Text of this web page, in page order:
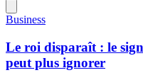
Business
Le roi disparaît : le
peut plus ignorer